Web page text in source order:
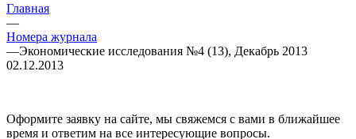
Главная
—
Номера журнала
—Экономические исследования №4 (13), Декабрь 2013
02.12.2013
Оформите заявку на сайте, мы свяжемся с вами в ближайшее
время и ответим на все интересующие вопросы.